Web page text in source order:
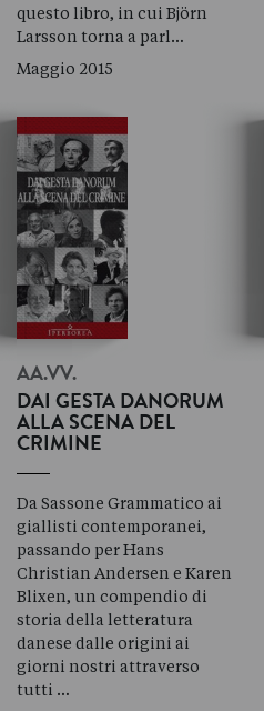
questo libro, in cui Björn
Larsson torna a parl…
Maggio 2015
AA.VV.
DAI GESTA DANORUM
ALLA SCENA DEL
CRIMINE
Da Sassone Grammatico ai
giallisti contemporanei,
passando per Hans
Christian Andersen e Karen
Blixen, un compendio di
storia della letteratura
danese dalle origini ai
giorni nostri attraverso
tutti …